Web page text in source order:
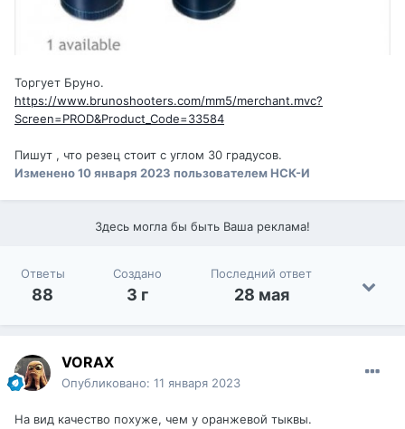
Торгует Бруно.
https://www.brunoshooters.com/mm5/merchant.mvc?
Screen=PROD&Product_Code=33584
Пишут , что резец стоит с углом 30 градусов.
Изменено10 января 2023 пользователем НСК-И
Здесь могла бы быть Ваша реклама!
Ответы
88
Создано
3 г
Последний ответ
28 мая
VORAX
Опубликовано: 11 января 2023
На вид качество похуже, чем у оранжевой тыквы.